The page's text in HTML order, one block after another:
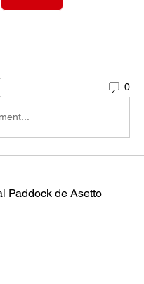
0
Paddock de Asetto